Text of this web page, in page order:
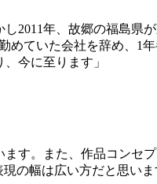
2011年、故郷の福島県
めていた会社を辞め、1
今に至ります」
す。また、作品コンセ
の幅は広い方だと思いま